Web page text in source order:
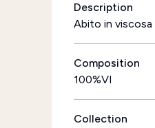
Description
Abito in viscosa
Composition
100%VI
Collection